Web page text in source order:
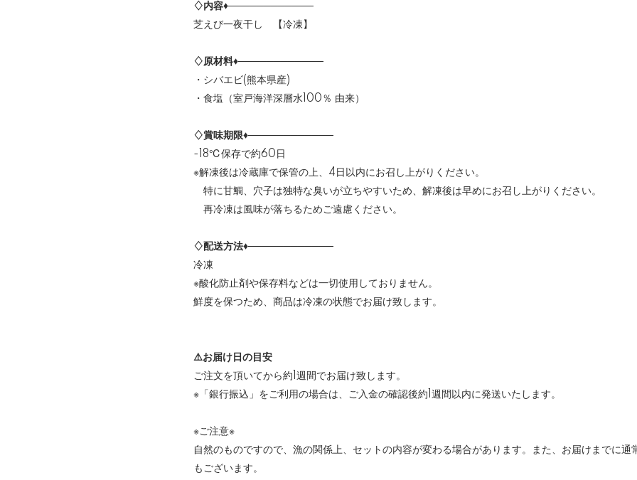
♢内容♦────────────
芝えび一夜干し 【冷凍】
♢原材料♦────────────
・シバエビ(熊本県産)
・食塩（室戸海洋深層水100％ 由来）
♢賞味期限♦────────────
-18℃保存で約60日
※解凍後は冷蔵庫で保管の上、4日以内にお召し上がりください。
特に甘鯛、穴子は独特な臭いが立ちやすいため、解凍後は早めにお召し上がりください。
再冷凍は風味が落ちるためご遠慮ください。
♢配送方法♦────────────
冷凍
※酸化防止剤や保存料などは一切使用しておりません。
鮮度を保つため、商品は冷凍の状態でお届け致します。
⚠️お届け日の目安
ご注文を頂いてから約1週間でお届け致します。
※「銀行振込」をご利用の場合は、ご入金の確認後約1週間以内に発送いたします。
※ご注意※
自然のものですので、漁の関係上、セットの内容が変わる場合があります。また、お届けまでに通
もございます。